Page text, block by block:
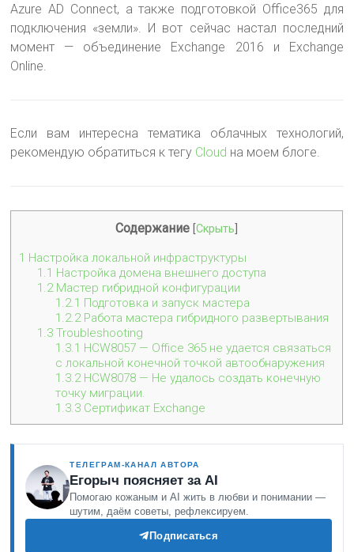
Azure AD Connect, а также подготовкой Office365 для
подключения «земли». И вот сейчас настал последний
момент — объединение Exchange 2016 и Exchange
Online.
Если вам интересна тематика облачных технологий,
рекомендую обратиться к тегу Cloud на моем блоге.
Содержание [Скрыть
1 Настройка локальной инфраструктуры
1.1 Настройка домена внешнего доступа
1.2Мастер гибридной конфигурации
1.2.1 Подготовка и запуск мастера
1.2.2Работа мастера гибридного развертывания
1.3 Troubleshooting
1.3.1 HCW8057 — Office 365 не удается связаться
с локальной конечной точкой автообнаружения
1.3.2HCW8078 — Не удалось создать конечную
точку миграции.
1.3.3 Сертификат Exchange
ТЕЛЕГРАМ-КАНАЛ АВТОРА
Егорыч поясняет за AI
Помогаю кожаным и AI жить в любви и понимании —
шутим, даём советы, рефлексируем.
Подписаться